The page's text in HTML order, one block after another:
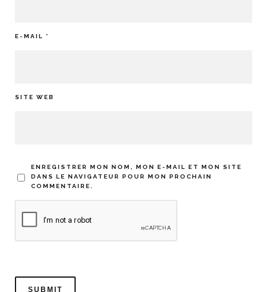
E-MAIL *
SITE WEB
ENREGISTRER MON NOM, MON E-MAIL ET MON SITE
DANS LE NAVIGATEUR POUR MON PROCHAIN
COMMENTAIRE.